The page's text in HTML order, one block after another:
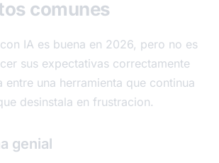
comunes
IA es buena en 2026, pero no es
sus expectativas correctamente
entre una herramienta que continua
desinstala en frustracion.
genial